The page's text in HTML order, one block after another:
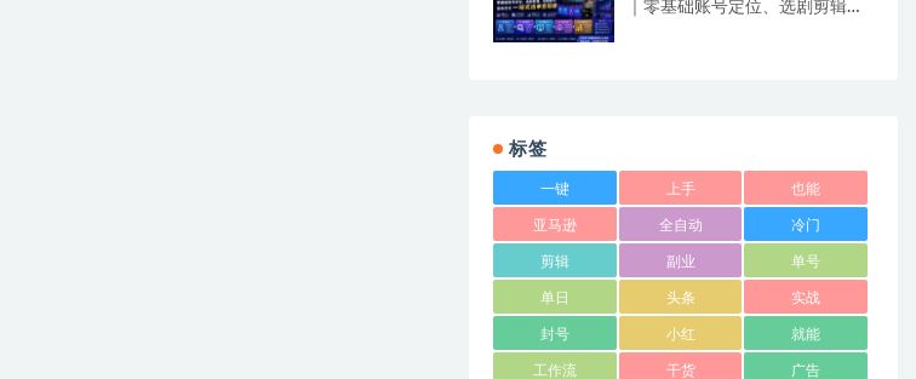
｜零基础账号定位、选剧剪辑、
标签
一键 上手 也能
亚马逊 全自动 冷门
剪辑 副业 单号
单日 头条 实战
封号 小红 就能
工作流 干货 广告